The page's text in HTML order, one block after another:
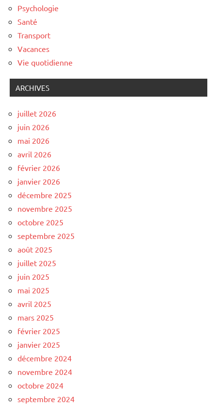
Psychologie
Santé
Transport
Vacances
Vie quotidienne
ARCHIVES
juillet 2026
juin 2026
mai 2026
avril 2026
février 2026
janvier 2026
décembre 2025
novembre 2025
octobre 2025
septembre 2025
août 2025
juillet 2025
juin 2025
mai 2025
avril 2025
mars 2025
février 2025
janvier 2025
décembre 2024
novembre 2024
octobre 2024
septembre 2024